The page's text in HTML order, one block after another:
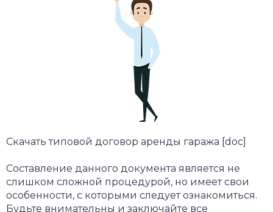
Скачать типовой договор аренды гаража [doc]
Составление данного документа является не
слишком сложной процедурой, но имеет свои
особенности, с которыми следует ознакомиться.
Будьте внимательны и заключайте все